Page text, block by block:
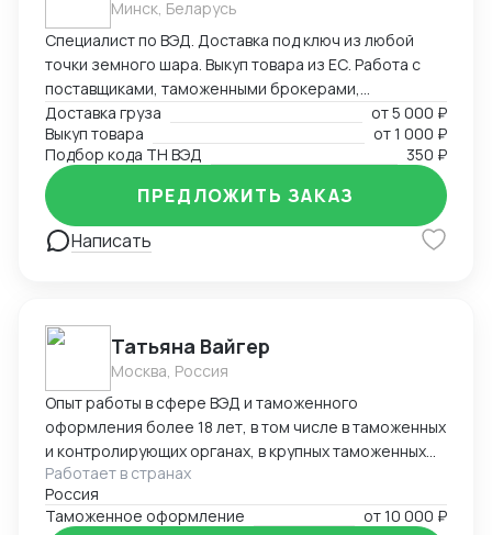
Минск, Беларусь
Специалист по ВЭД. Доставка под ключ из любой
точки земного шара. Выкуп товара из ЕС. Работа с
поставщиками, таможенными брокерами,
перевозчиками. Создание и редактирование
документов (любых (прям любых)) под ваши нужды.
Доставка груза от5 000 ₽
Выкуп товара
от1 000 ₽
Подбор кода ТН ВЭД
350 ₽
Написать
ПРЕДЛОЖИТЬ ЗАКАЗ
Татьяна Вайгер
Москва, Россия
Опыт работы в сфере ВЭД и таможенного
оформления более 18 лет, в том числе в таможенных
и контролирующих органах, в крупных таможенных
представителях. Сопровождение полного цикла
таможенного оформления и консультирование на
любом этапе, подтверждение таможенной
Работает в странах
Россия
Таможенное оформление
от10 000 ₽